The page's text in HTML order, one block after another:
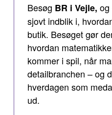
Besøg BR i Vejle, og
sjovt indblik i,
butik. Besøget gør
hvordan
kommer i spil, når
detailbranchen – og
hverdagen som
ud.